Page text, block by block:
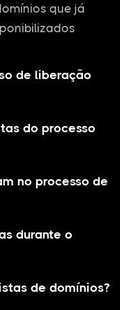
que já
de liberação
do processo
no processo de
durante o
de domínios?